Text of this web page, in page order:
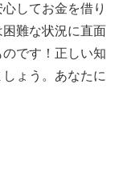
してお金を借り
難な状況に直面
です！正しい知
ょう。あなたに